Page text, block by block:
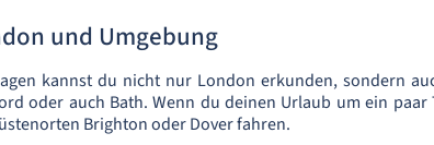
und Umgebung
kannst du nicht nur London erkunden, sondern
oder auch Bath. Wenn du deinen Urlaub um ein paar
Brighton oder Dover fahren.